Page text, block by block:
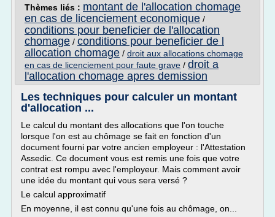
Thèmes liés : montant de l'allocation chomage
en cas de licenciement economique /
conditions pour beneficier de l'allocation
chomage / conditions pour beneficier de l
allocation chomage / droit aux allocations chomage
en cas de licenciement pour faute grave / droit a
l'allocation chomage apres demission
Les techniques pour calculer un montant
d'allocation ...
Le calcul du montant des allocations que l'on touche
lorsque l'on est au chômage se fait en fonction d'un
document fourni par votre ancien employeur : l'Attestation
Assedic. Ce document vous est remis une fois que votre
contrat est rompu avec l'employeur. Mais comment avoir
une idée du montant qui vous sera versé ?
Le calcul approximatif
En moyenne, il est connu qu'une fois au chômage, on...